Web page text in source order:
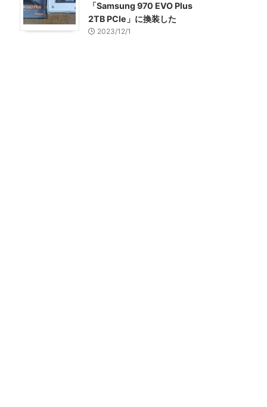
「Samsung 970 EVO Plus
2TB PCIe」に換装した
2023/12/1